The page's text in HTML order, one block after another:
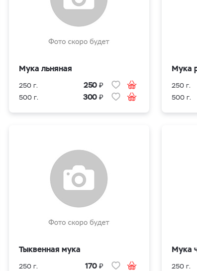
Мука льняная
250 г. 250 ₽
500 г. 300 ₽
Мука
250 г.
500 г.
Тыквенная мука
250 г. 170 ₽
Мука
250 г.